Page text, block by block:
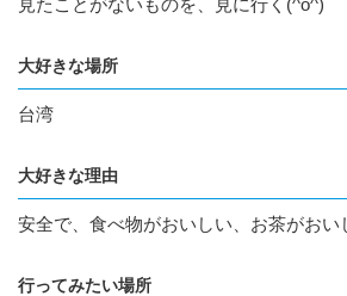
見たことがないものを、見に行く(^o^)
大好きな場所
台湾
大好きな理由
安全で、食べ物がおいしい、お茶がおい
行ってみたい場所